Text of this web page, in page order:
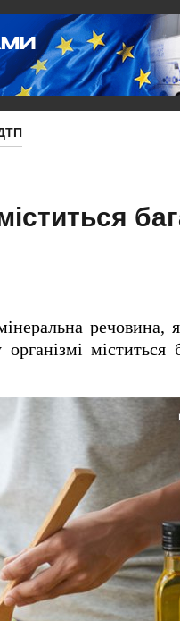
речовина,
міститься